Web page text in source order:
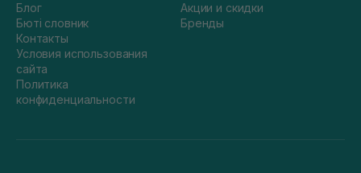
Блог
Бюті словник
Контакты
Условия использования
сайта
Политика
конфиденциальности
Акции и скидки
Бренды